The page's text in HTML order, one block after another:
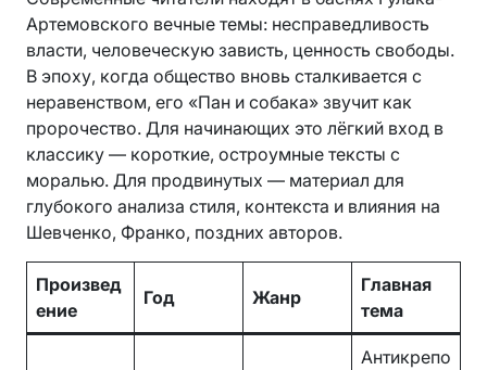
Артемовского вечные темы: несправедливость
власти, человеческую зависть, ценность свободы.
В эпоху, когда общество вновь сталкивается с
неравенством, его «Пан и собака» звучит как
пророчество. Для начинающих это лёгкий вход в
классику — короткие, остроумные тексты с
моралью. Для продвинутых — материал для
глубокого анализа стиля, контекста и влияния на
Шевченко, Франко, поздних авторов.
Произвед
ение
Год Жанр
Главная
тема
Антикрепо